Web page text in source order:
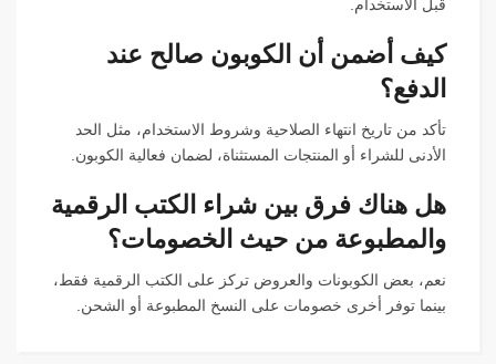
قبل الاستخدام.
كيف أضمن أن الكوبون صالح عند
الدفع؟
تأكد من تاريخ انتهاء الصلاحية وشروط الاستخدام، مثل الحد
الأدنى للشراء أو المنتجات المستثناة، لضمان فعالية الكوبون.
هل هناك فرق بين شراء الكتب الرقمية
والمطبوعة من حيث الخصومات؟
نعم، بعض الكوبونات والعروض تركز على الكتب الرقمية فقط،
بينما توفر أخرى خصومات على النسخ المطبوعة أو الشحن.